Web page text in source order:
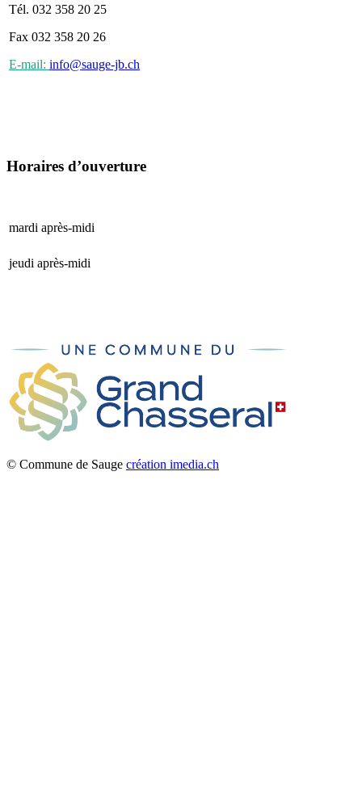
Tél. 032 358 20 25
Fax 032 358 20 26
E-mail: info@sauge-jb.ch
Horaires d’ouverture
mardi après-midi
jeudi après-midi
© Commune de Sauge création imedia.ch